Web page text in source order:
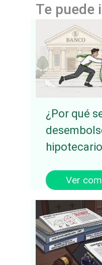
Te puede
¿Por qué
Ver